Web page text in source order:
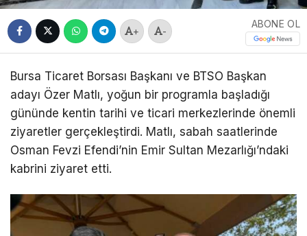
+ -
ABONE OL
Bursa Ticaret Borsası Başkanı ve BTSO Başkan
adayı Özer Matlı, yoğun bir programla başladığı
gününde kentin tarihi ve ticari merkezlerinde önemli
ziyaretler gerçekleştirdi. Matlı, sabah saatlerinde
Osman Fevzi Efendi’nin Emir Sultan Mezarlığı’ndaki
kabrini ziyaret etti.